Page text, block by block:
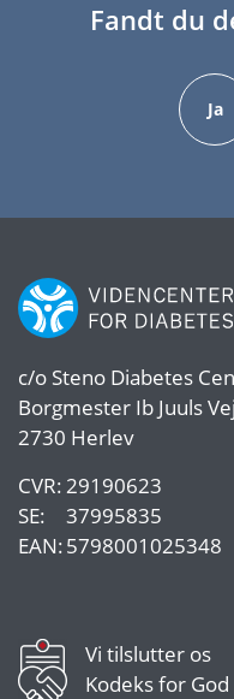
Fandt du
Ja
c/o Steno Diabetes
Borgmester Ib Juuls
2730 Herlev
CVR:29190623
SE:
37995835
EAN:5798001025348
Vi tilslutter os
Kodeks for